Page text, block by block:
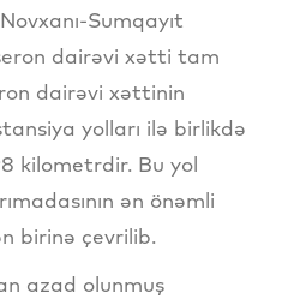
Sumqayıt
dairəvi xətti tam
dairəvi xəttinin
yolları ilə birlikdə
kilometrdir. Bu yol
ən önəmli
birinə çevrilib.
azad olunmuş